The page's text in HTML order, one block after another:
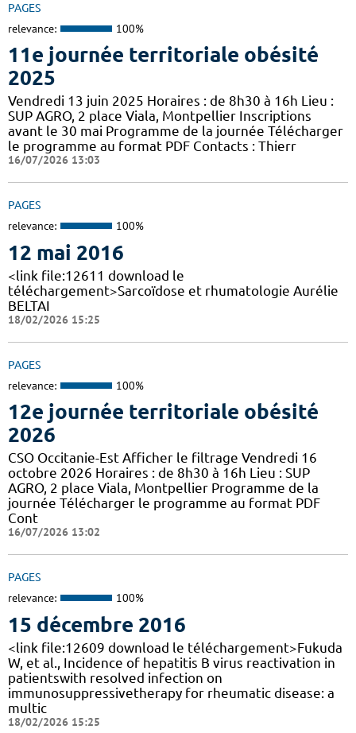
PAGES
relevance: 100%
11e journée territoriale obésité
2025
Vendredi 13 juin 2025 Horaires : de 8h30 à 16h Lieu :
SUP AGRO, 2 place Viala, Montpellier Inscriptions
avant le 30 mai Programme de la journée Télécharger
le programme au format PDF Contacts : Thierr
16/07/2026 13:03
PAGES
relevance: 100%
12 mai 2016
<link file:12611 download le
téléchargement>Sarcoïdose et rhumatologie Aurélie
BELTAI
18/02/2026 15:25
PAGES
relevance: 100%
12e journée territoriale obésité
2026
CSO Occitanie-Est Afficher le filtrage Vendredi 16
octobre 2026 Horaires : de 8h30 à 16h Lieu : SUP
AGRO, 2 place Viala, Montpellier Programme de la
journée Télécharger le programme au format PDF
Cont
16/07/2026 13:02
PAGES
relevance: 100%
15 décembre 2016
<link file:12609 download le téléchargement>Fukuda
W, et al., Incidence of hepatitis B virus reactivation in
patientswith resolved infection on
immunosuppressivetherapy for rheumatic disease: a
multic
18/02/2026 15:25